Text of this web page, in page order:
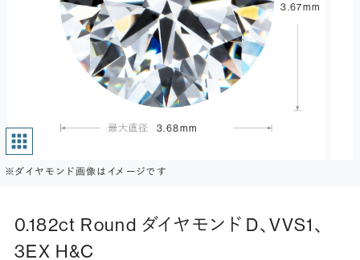
3.67mm
3.68mm
※ダイヤモンド画像はイメージです
0.182ct Round ダイヤモンド D、VVS1、
3EX H&C